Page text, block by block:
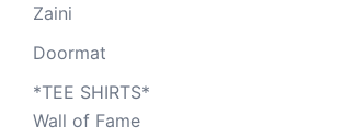
Zaini
Doormat
*TEE SHIRTS*
Wall of Fame